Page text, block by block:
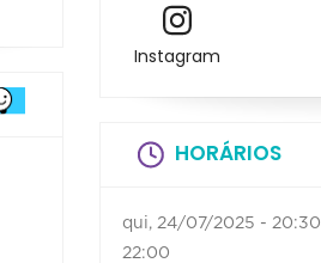
Instagram
HORÁRIOS
qui, 24/07/2025 - 20:30
22:00